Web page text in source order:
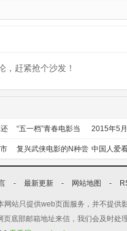
，赶紧抢个沙发！
“五一档”青春电影当
道
2015年5
前瞻
复兴武侠电影的N种尝
试
中国人爱
喜剧？
- 最新更新 - 网站地图 -
站只提供web页面服务，并不提供
底部邮箱地址来信，我们会及时处